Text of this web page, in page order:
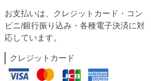
お支払いは、クレジットカード・コン
ビニ/銀行振り込み・各種電子決済に対
応しています。
クレジットカード